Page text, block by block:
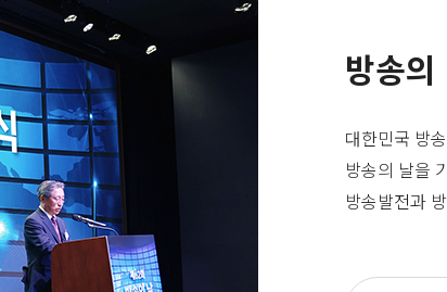
방송
대한민국 방
방송의 날을
방송발전과